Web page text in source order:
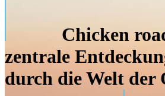
Chicken
zentrale
durch die Welt der